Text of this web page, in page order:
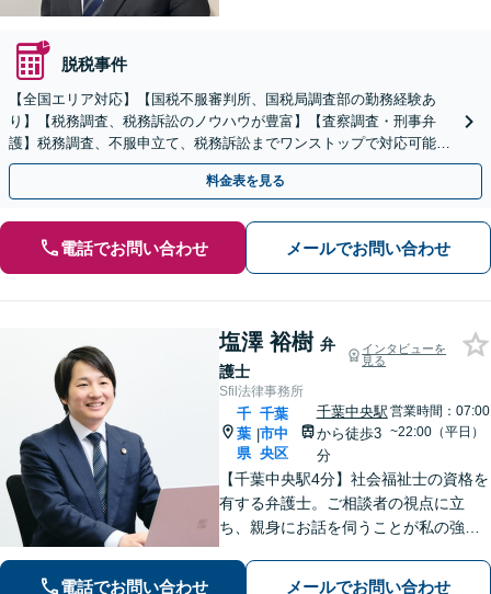
脱税事件
【全国エリア対応】【国税不服審判所、国税局調査部の勤務経験あ
り】【税務調査、税務訴訟のノウハウが豊富】【査察調査・刑事弁
護】税務調査、不服申立て、税務訴訟までワンストップで対応可能！
事業承継にも対応【休日・夜間相談可】
料金表を見る
電話でお問い合わせ メールでお問い合わせ
塩澤 裕樹 弁
護士
インタビューを
見る
Sfil法律事務所
千
葉
県
|
千葉
市中
央区
千葉中央駅
から徒歩3
分
営業時間：07:00
~22:00（平日）
【千葉中央駅4分】社会福祉士の資格を
有する弁護士。ご相談者の視点に立
ち、親身にお話を伺うことが私の強み
だろうか」と迷われている方でも、ま
電話でお問い合わせ メールでお問い合わせ